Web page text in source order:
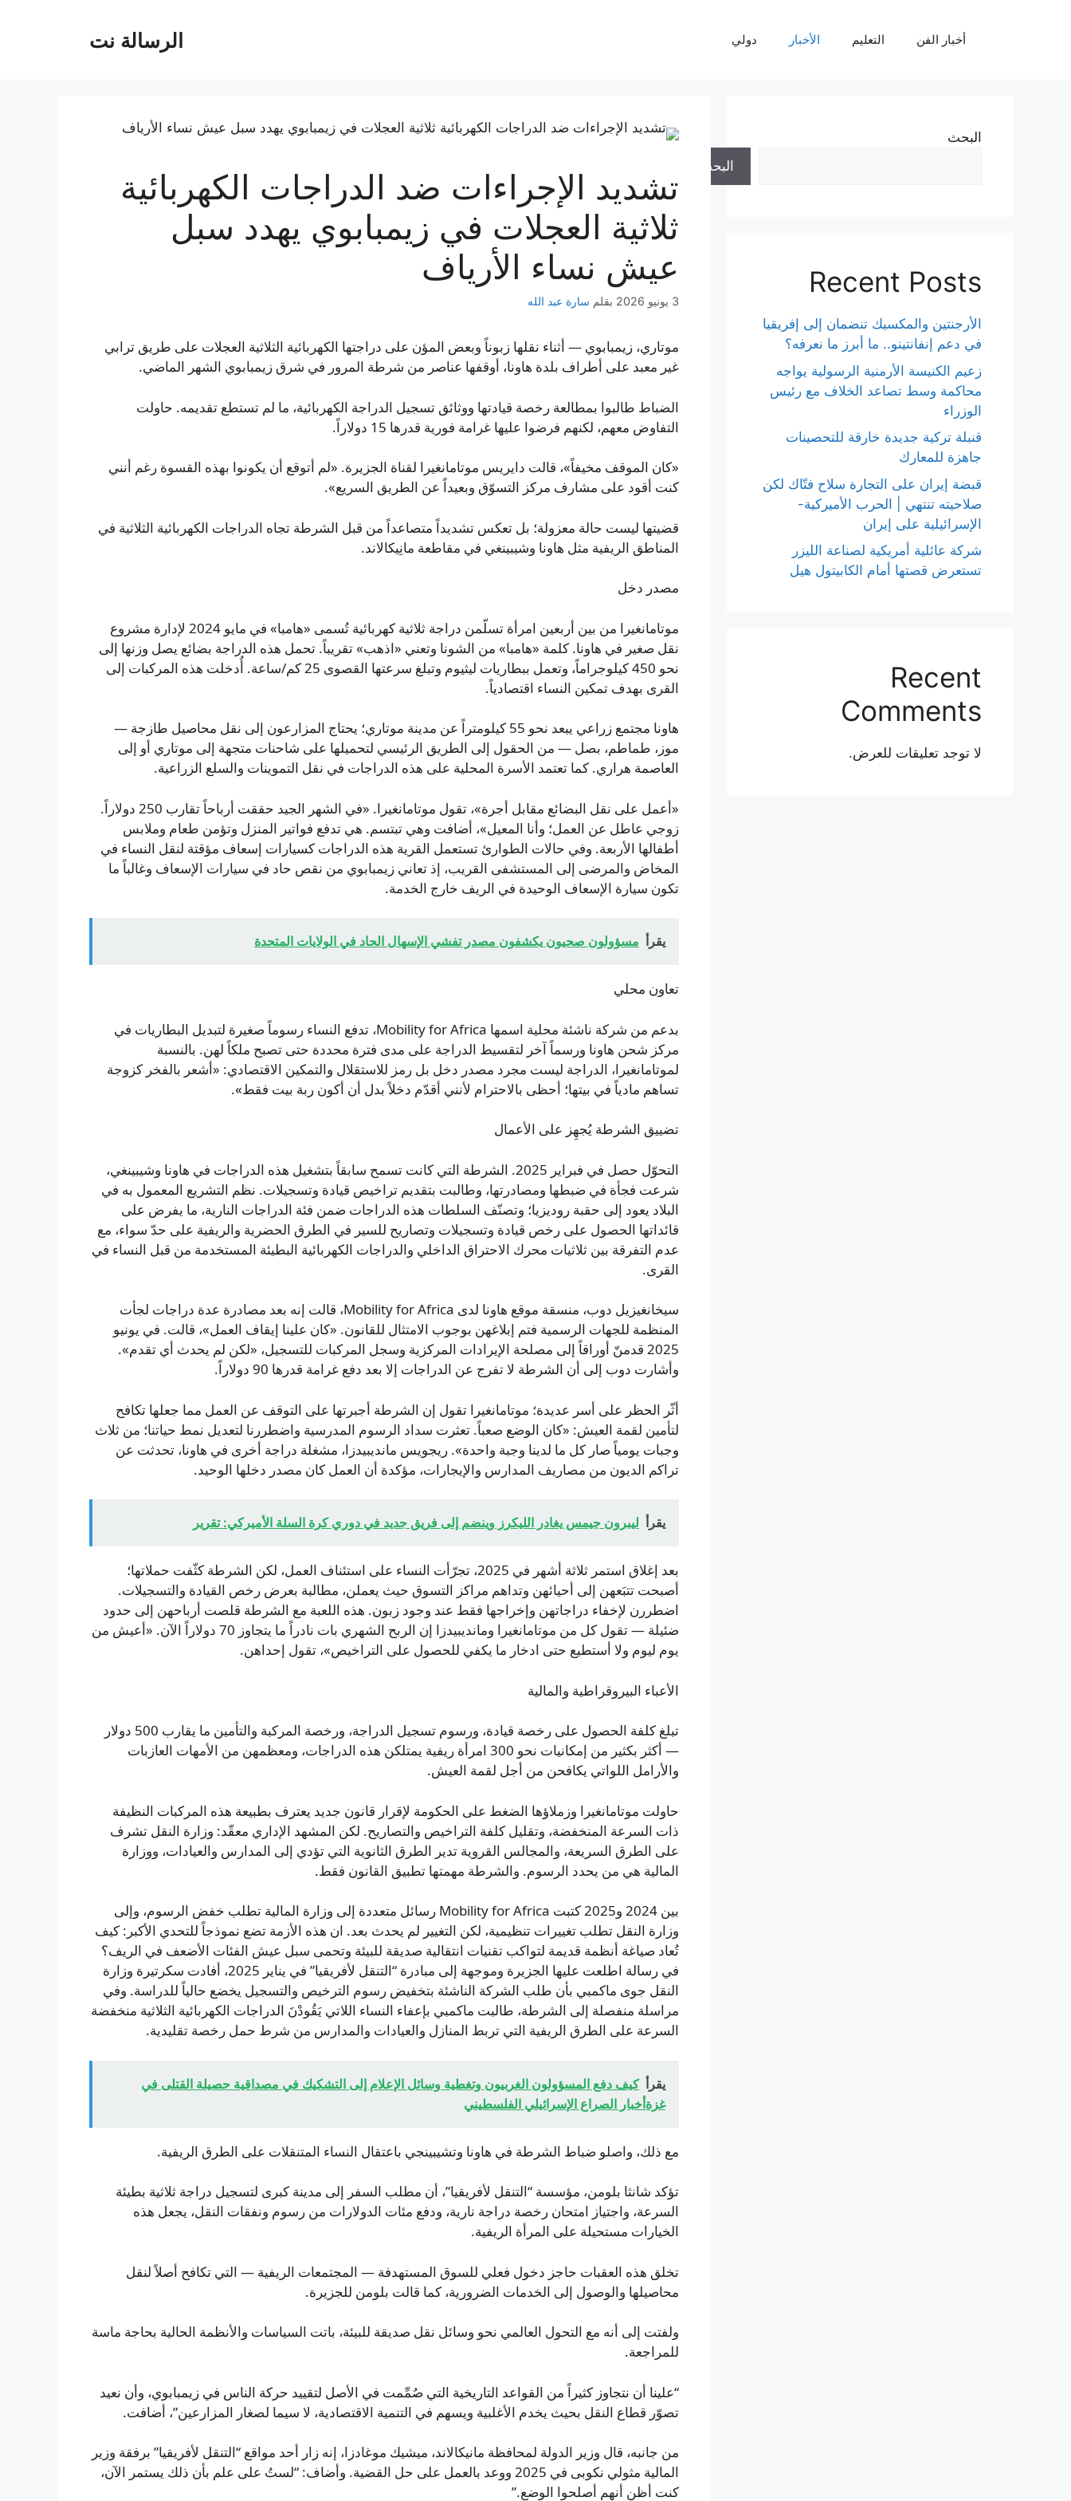
الرسالة نت أخبار الفن التعليم الأخبار دولي
تشديد الإجراءات ضد الدراجات الكهربائية
ثلاثية العجلات في زيمبابوي يهدد سبل
عيش نساء الأرياف
3 يونيو 2026 بقلم سارة عبد الله
موتاري، زيمبابوي — أثناء نقلها زبوناً وبعض المؤن على دراجتها الكهربائية الثلاثية العجلات على طريق ترابي
غير معبد على أطراف بلدة هاونا، أوقفها عناصر من شرطة المرور في شرق زيمبابوي الشهر الماضي.
الضباط طالبوا بمطالعة رخصة قيادتها ووثائق تسجيل الدراجة الكهربائية، ما لم تستطع تقديمه. حاولت
التفاوض معهم، لكنهم فرضوا عليها غرامة فورية قدرها 15 دولاراً.
«كان الموقف مخيفاً»، قالت دايريس موتامانغيرا لقناة الجزيرة. «لم أتوقع أن يكونوا بهذه القسوة رغم أنني
كنت أقود على مشارف مركز التسوّق وبعيداً عن الطريق السريع».
قضيتها ليست حالة معزولة؛ بل تعكس تشديداً متصاعداً من قبل الشرطة تجاه الدراجات الكهربائية الثلاثية في
المناطق الريفية مثل هاونا وشيبينغي في مقاطعة مانِيكالاند.
مصدر دخل
موتامانغيرا من بين أربعين امرأة تسلّمن دراجة ثلاثية كهربائية تُسمى «هامبا» في مايو 2024 لإدارة مشروع
نقل صغير في هاونا. كلمة «هامبا» من الشونا وتعني «اذهب» تقريباً. تحمل هذه الدراجة بضائع يصل وزنها إلى
نحو 450 كيلوجراماً، وتعمل ببطاريات ليثيوم وتبلغ سرعتها القصوى 25 كم/ساعة. أُدخلت هذه المركبات إلى
القرى بهدف تمكين النساء اقتصادياً.
هاونا مجتمع زراعي يبعد نحو 55 كيلومتراً عن مدينة موتاري؛ يحتاج المزارعون إلى نقل محاصيل طازجة —
موز، طماطم، بصل — من الحقول إلى الطريق الرئيسي لتحميلها على شاحنات متجهة إلى موتاري أو إلى
العاصمة هراري. كما تعتمد الأسرة المحلية على هذه الدراجات في نقل التموينات والسلع الزراعية.
«أعمل على نقل البضائع مقابل أجرة»، تقول موتامانغيرا. «في الشهر الجيد حققت أرباحاً تقارب 250 دولاراً.
زوجي عاطل عن العمل؛ وأنا المعيل»، أضافت وهي تبتسم. هي تدفع فواتير المنزل وتؤمن طعام وملابس
أطفالها الأربعة. وفي حالات الطوارئ تستعمل القرية هذه الدراجات كسيارات إسعاف مؤقتة لنقل النساء في
المخاض والمرضى إلى المستشفى القريب، إذ تعاني زيمبابوي من نقص حاد في سيارات الإسعاف وغالباً ما
تكون سيارة الإسعاف الوحيدة في الريف خارج الخدمة.
يقرأ مسؤولون صحيون يكشفون مصدر تفشي الإسهال الحاد في الولايات المتحدة
تعاون محلي
بدعم من شركة ناشئة محلية اسمها Mobility for Africa، تدفع النساء رسوماً صغيرة لتبديل البطاريات في
مركز شحن هاونا ورسماً آخر لتقسيط الدراجة على مدى فترة محددة حتى تصبح ملكاً لهن. بالنسبة
لموتامانغيرا، الدراجة ليست مجرد مصدر دخل بل رمز للاستقلال والتمكين الاقتصادي: «أشعر بالفخر كزوجة
تساهم مادياً في بيتها؛ أحظى بالاحترام لأنني أقدّم دخلاً بدل أن أكون ربة بيت فقط».
تضييق الشرطة يُجهِز على الأعمال
التحوّل حصل في فبراير 2025. الشرطة التي كانت تسمح سابقاً بتشغيل هذه الدراجات في هاونا وشيبينغي،
شرعت فجأة في ضبطها ومصادرتها، وطالبت بتقديم تراخيص قيادة وتسجيلات. نظم التشريع المعمول به في
البلاد يعود إلى حقبة روديزيا؛ وتصنّف السلطات هذه الدراجات ضمن فئة الدراجات النارية، ما يفرض على
قائداتها الحصول على رخص قيادة وتسجيلات وتصاريح للسير في الطرق الحضرية والريفية على حدّ سواء، مع
عدم التفرقة بين ثلاثيات محرك الاحتراق الداخلي والدراجات الكهربائية البطيئة المستخدمة من قبل النساء في
القرى.
سيخانغيزيل دوب، منسقة موقع هاونا لدى Mobility for Africa، قالت إنه بعد مصادرة عدة دراجات لجأت
المنظمة للجهات الرسمية فتم إبلاغهن بوجوب الامتثال للقانون. «كان علينا إيقاف العمل»، قالت. في يونيو
2025 قدمنّ أوراقاً إلى مصلحة الإيرادات المركزية وسجل المركبات للتسجيل، «لكن لم يحدث أي تقدم».
وأشارت دوب إلى أن الشرطة لا تفرج عن الدراجات إلا بعد دفع غرامة قدرها 90 دولاراً.
أثّر الحظر على أسر عديدة؛ موتامانغيرا تقول إن الشرطة أجبرتها على التوقف عن العمل مما جعلها تكافح
لتأمين لقمة العيش: «كان الوضع صعباً. تعثرت سداد الرسوم المدرسية واضطررنا لتعديل نمط حياتنا؛ من ثلاث
وجبات يومياً صار كل ما لدينا وجبة واحدة». ريجويس مانديبيدزا، مشغلة دراجة أخرى في هاونا، تحدثت عن
تراكم الديون من مصاريف المدارس والإيجارات، مؤكدة أن العمل كان مصدر دخلها الوحيد.
يقرأ ليبرون جيمس يغادر الليكرز وينضم إلى فريق جديد في دوري كرة السلة الأميركي: تقرير
بعد إغلاق استمر ثلاثة أشهر في 2025، تجرّأت النساء على استئناف العمل، لكن الشرطة كثّفت حملاتها؛
أصبحت تتبَعهن إلى أحيائهن وتداهم مراكز التسوق حيث يعملن، مطالبة بعرض رخص القيادة والتسجيلات.
اضطررن لإخفاء دراجاتهن وإخراجها فقط عند وجود زبون. هذه اللعبة مع الشرطة قلصت أرباحهن إلى حدود
ضئيلة — تقول كل من موتامانغيرا ومانديبيدزا إن الربح الشهري بات نادراً ما يتجاوز 70 دولاراً الآن. «أعيش من
يوم ليوم ولا أستطيع حتى ادخار ما يكفي للحصول على التراخيص»، تقول إحداهن.
الأعباء البيروقراطية والمالية
تبلغ كلفة الحصول على رخصة قيادة، ورسوم تسجيل الدراجة، ورخصة المركبة والتأمين ما يقارب 500 دولار
— أكثر بكثير من إمكانيات نحو 300 امرأة ريفية يمتلكن هذه الدراجات، ومعظمهن من الأمهات العازبات
والأرامل اللواتي يكافحن من أجل لقمة العيش.
حاولت موتامانغيرا وزملاؤها الضغط على الحكومة لإقرار قانون جديد يعترف بطبيعة هذه المركبات النظيفة
ذات السرعة المنخفضة، وتقليل كلفة التراخيص والتصاريح. لكن المشهد الإداري معقّد: وزارة النقل تشرف
على الطرق السريعة، والمجالس القروية تدير الطرق الثانوية التي تؤدي إلى المدارس والعيادات، ووزارة
المالية هي من يحدد الرسوم. والشرطة مهمتها تطبيق القانون فقط.
بين 2024 و2025 كتبت Mobility for Africa رسائل متعددة إلى وزارة المالية تطلب خفض الرسوم، وإلى
وزارة النقل تطلب تغييرات تنظيمية، لكن التغيير لم يحدث بعد. ان هذه الأزمة تضع نموذجاً للتحدي الأكبر: كيف
تُعاد صياغة أنظمة قديمة لتواكب تقنيات انتقالية صديقة للبيئة وتحمى سبل عيش الفئات الأضعف في الريف؟
في رسالة اطلعت عليها الجزيرة وموجهة إلى مبادرة “التنقل لأفريقيا” في يناير 2025، أفادت سكرتيرة وزارة
النقل جوى ماكمبي بأن طلب الشركة الناشئة بتخفيض رسوم الترخيص والتسجيل يخضع حالياً للدراسة. وفي
مراسلة منفصلة إلى الشرطة، طالبت ماكمبي بإعفاء النساء اللاتي يَقُودْنَ الدراجات الكهربائية الثلاثية منخفضة
السرعة على الطرق الريفية التي تربط المنازل والعيادات والمدارس من شرط حمل رخصة تقليدية.
يقرأ كيف دفع المسؤولون الغربيون وتغطية وسائل الإعلام إلى التشكيك في مصداقية حصيلة القتلى في
غزةأخبار الصراع الإسرائيلي الفلسطيني
مع ذلك، واصلو ضباط الشرطة في هاونا وتشيبينجي باعتقال النساء المتنقلات على الطرق الريفية.
تؤكد شانثا بلومن، مؤسسة “التنقل لأفريقيا”، أن مطلب السفر إلى مدينة كبرى لتسجيل دراجة ثلاثية بطيئة
السرعة، واجتياز امتحان رخصة دراجة نارية، ودفع مئات الدولارات من رسوم ونفقات النقل، يجعل هذه
الخيارات مستحيلة على المرأة الريفية.
تخلق هذه العقبات حاجز دخول فعلي للسوق المستهدفة — المجتمعات الريفية — التي تكافح أصلاً لنقل
محاصيلها والوصول إلى الخدمات الضرورية، كما قالت بلومن للجزيرة.
ولفتت إلى أنه مع التحول العالمي نحو وسائل نقل صديقة للبيئة، باتت السياسات والأنظمة الحالية بحاجة ماسة
للمراجعة.
“علينا أن نتجاوز كثيراً من القواعد التاريخية التي صُمِّمت في الأصل لتقييد حركة الناس في زيمبابوي، وأن نعيد
تصوّر قطاع النقل بحيث يخدم الأغلبية ويسهم في التنمية الاقتصادية، لا سيما لصغار المزارعين”، أضافت.
من جانبه، قال وزير الدولة لمحافظة مانيكالاند، ميشيك موغادزا، إنه زار أحد مواقع “التنقل لأفريقيا” برفقة وزير
المالية مثولي نكوبى في 2025 ووعد بالعمل على حل القضية. وأضاف: “لستُ على علم بأن ذلك يستمر الآن،
كنت أظن أنهم أصلحوا الوضع.”
البحث
البحث
Recent Posts
الأرجنتين والمكسيك تنضمان إلى إفريقيا
في دعم إنفانتينو.. ما أبرز ما نعرفه؟
زعيم الكنيسة الأرمنية الرسولية يواجه
محاكمة وسط تصاعد الخلاف مع رئيس
الوزراء
قنبلة تركية جديدة خارقة للتحصينات
جاهزة للمعارك
قبضة إيران على التجارة سلاح فتّاك لكن
صلاحيته تنتهي | الحرب الأميركية-
الإسرائيلية على إيران
شركة عائلية أمريكية لصناعة الليزر
تستعرض قصتها أمام الكابيتول هيل
Recent
Comments
لا توجد تعليقات للعرض.